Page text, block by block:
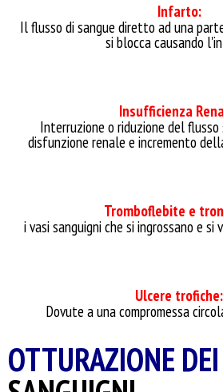
Infarto:
Il flusso di sangue diretto ad una
si blocca causando
Insufficienza
Interruzione o riduzione del flusso
disfunzione renale e incremento
Tromboflebite e
i vasi sanguigni che si ingrossano e
Ulcere trofiche:
Dovute a una compromessa
OTTURAZIONE